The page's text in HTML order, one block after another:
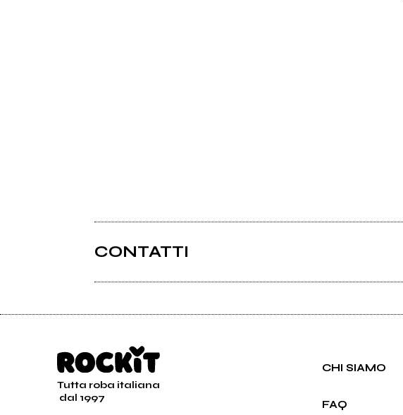
CONTATTI
Tutta roba italiana
dal 1997
CHI SIAMO
FAQ